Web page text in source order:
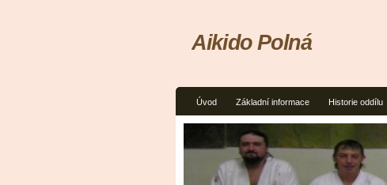
Úvod Základní informace Historie oddílu
Aikido Polná